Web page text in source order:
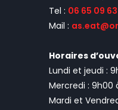
Tel : 06 65 09
Mail :
Horaires
Lundi et jeudi :
Mercredi : 9h00
Mardi et